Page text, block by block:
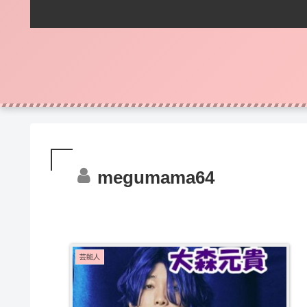
megumama64
芸能人